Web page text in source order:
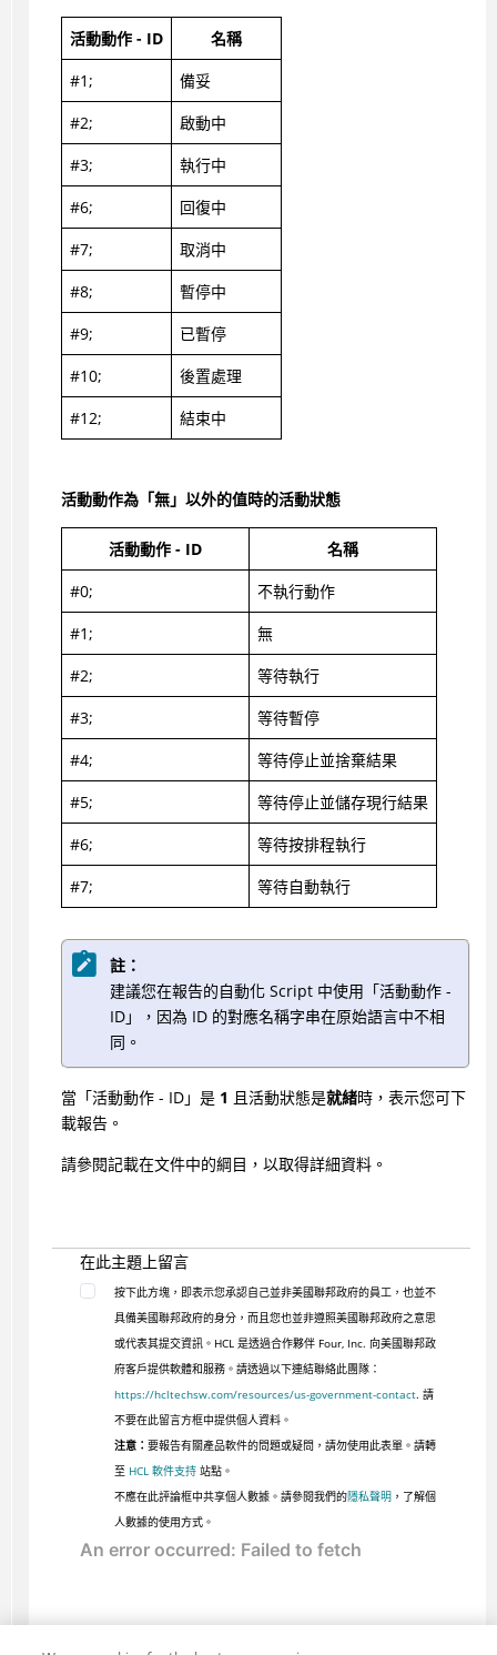
活動動作 - ID
名稱
#1;
備妥
#2;
啟動中
#3;
執行中
#6;
回復中
#7;
取消中
#8;
暫停中
#9;
已暫停
#10;
後置處理
#12;
結束中
活動動作為「無」以外的值時的活動狀態
活動動作 - ID
名稱
#0;
不執行動作
#1;
無
#2;
等待執行
#3;
等待暫停
#4;
等待停止並捨棄結果
#5;
等待停止並儲存現行結果
#6;
等待按排程執行
#7;
等待自動執行
註：
建議您在報告的自動化 Script 中使用「活動動作 -
ID」，因為 ID 的對應名稱字串在原始語言中不相
同。
當「活動動作 - ID」是 1 且活動狀態是就緒時，表示您可下
載報告。
請參閱記載在文件中的綱目，以取得詳細資料。
在此主題上留言
按下此方塊，即表示您承認自己並非美國聯邦政府的員工，也並不
具備美國聯邦政府的身分，而且您也並非遵照美國聯邦政府之意思
或代表其提交資訊。HCL 是透過合作夥伴 Four, Inc. 向美國聯邦政
府客戶提供軟體和服務。請透過以下連結聯絡此團隊：
https://hcltechsw.com/resources/us-government-contact. 請
不要在此留言方框中提供個人資料。
注意： 要報告有關產品軟件的問題或疑問，請勿使用此表單。請轉
至 HCL 軟件支持站點。
不應在此評論框中共享個人數據。請參閱我們的隱私聲明，了解個
人數據的使用方式。